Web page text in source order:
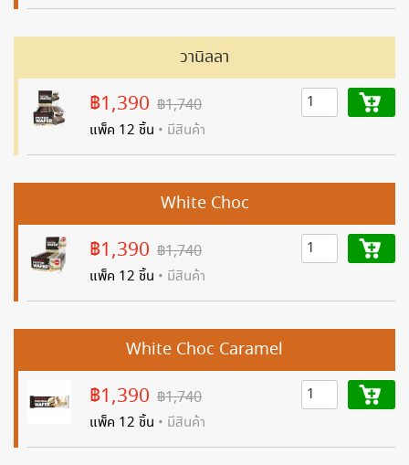
วานิลลา
฿1,390 ฿1,740
แพ็ค 12 ชิ้น • มีสินค้า
White Choc
฿1,390 ฿1,740
แพ็ค 12 ชิ้น • มีสินค้า
White Choc Caramel
฿1,390 ฿1,740
แพ็ค 12 ชิ้น • มีสินค้า